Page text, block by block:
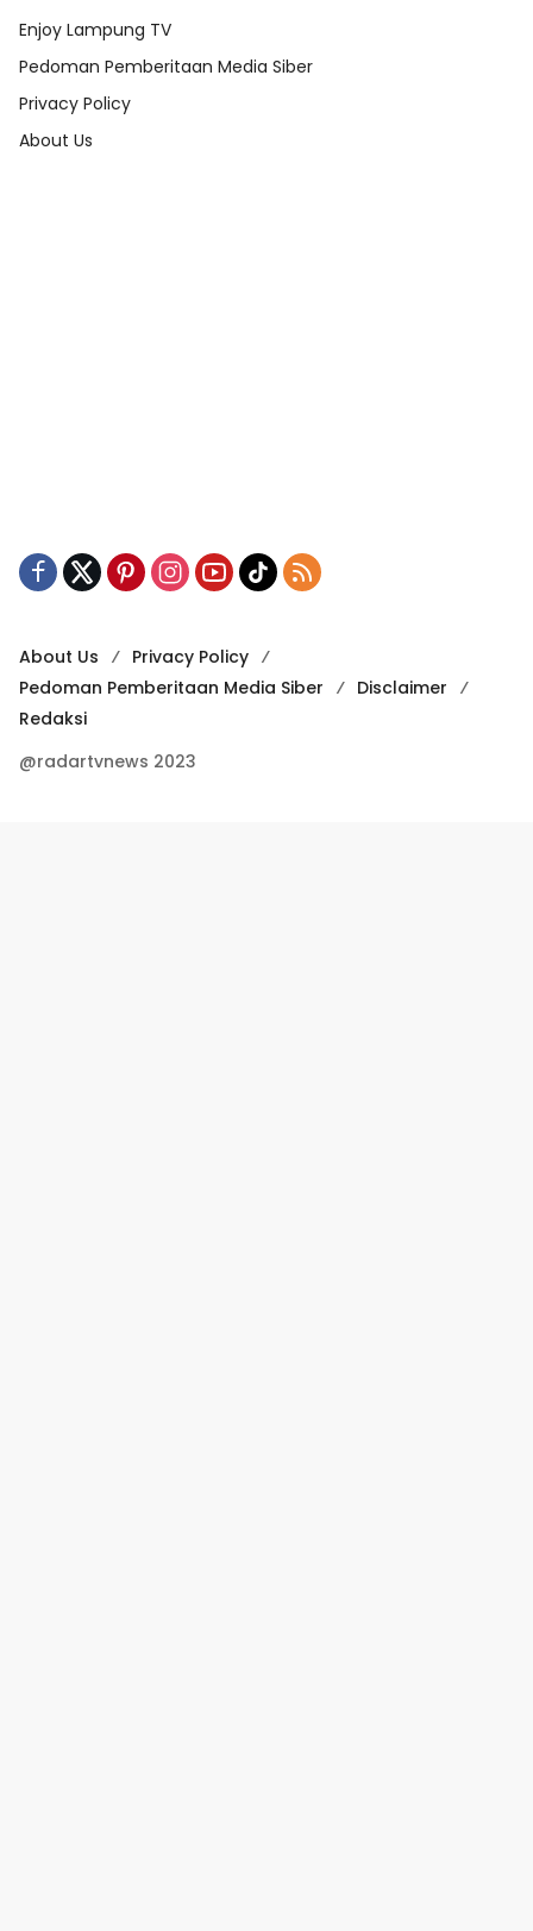
Enjoy Lampung TV
Pedoman Pemberitaan Media Siber
Privacy Policy
About Us
About Us
Privacy Policy
Pedoman Pemberitaan Media Siber
Disclaimer
Redaksi
@radartvnews 2023